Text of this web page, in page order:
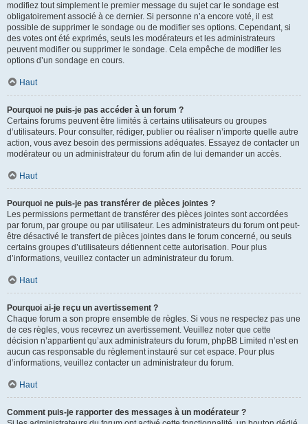
modifiez tout simplement le premier message du sujet car le sondage est
obligatoirement associé à ce dernier. Si personne n’a encore voté, il est
possible de supprimer le sondage ou de modifier ses options. Cependant, si
des votes ont été exprimés, seuls les modérateurs et les administrateurs
peuvent modifier ou supprimer le sondage. Cela empêche de modifier les
options d’un sondage en cours.
Haut
Pourquoi ne puis-je pas accéder à un forum ?
Certains forums peuvent être limités à certains utilisateurs ou groupes
d’utilisateurs. Pour consulter, rédiger, publier ou réaliser n’importe quelle autre
action, vous avez besoin des permissions adéquates. Essayez de contacter un
modérateur ou un administrateur du forum afin de lui demander un accès.
Haut
Pourquoi ne puis-je pas transférer de pièces jointes ?
Les permissions permettant de transférer des pièces jointes sont accordées
par forum, par groupe ou par utilisateur. Les administrateurs du forum ont peut-
être désactivé le transfert de pièces jointes dans le forum concerné, ou seuls
certains groupes d’utilisateurs détiennent cette autorisation. Pour plus
d’informations, veuillez contacter un administrateur du forum.
Haut
Pourquoi ai-je reçu un avertissement ?
Chaque forum a son propre ensemble de règles. Si vous ne respectez pas une
de ces règles, vous recevrez un avertissement. Veuillez noter que cette
décision n’appartient qu’aux administrateurs du forum, phpBB Limited n’est en
aucun cas responsable du règlement instauré sur cet espace. Pour plus
d’informations, veuillez contacter un administrateur du forum.
Haut
Comment puis-je rapporter des messages à un modérateur ?